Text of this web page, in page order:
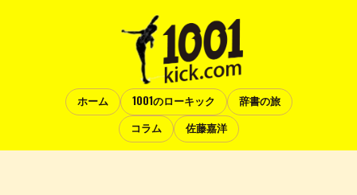
ホーム 1001のローキック
辞書の旅
コラム
佐藤嘉洋